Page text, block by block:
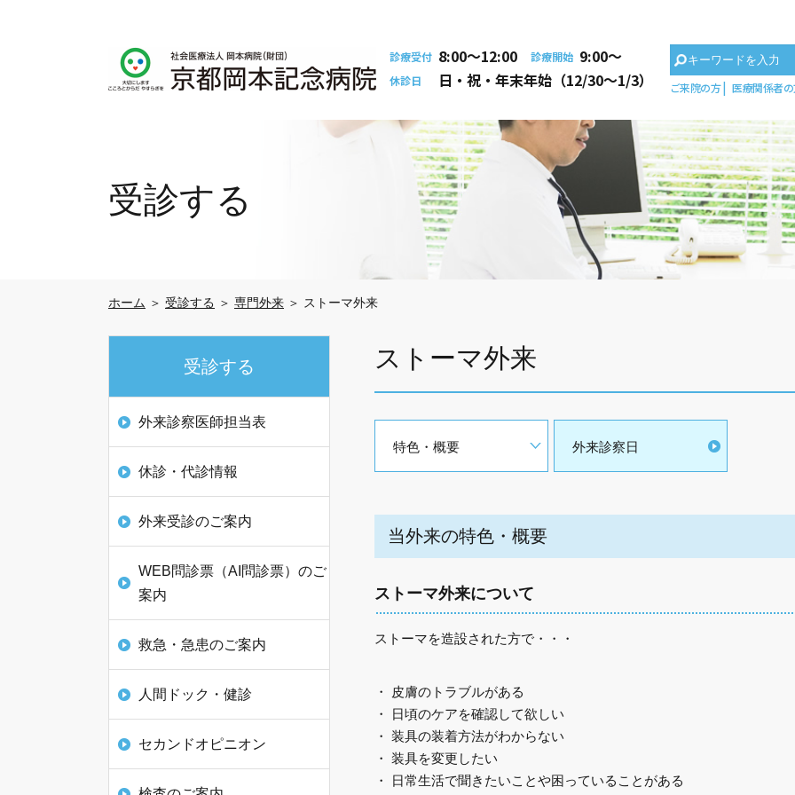
診療受付 8:00〜12:00 診療開始 9:00〜
休診日 日・祝・年末年始（12/30～1/3） ご来院の方 医療関係者
受診する
ホーム ＞ 受診する ＞ 専門外来 ＞ ストーマ外来
ストーマ外来
特色・概要 外来診察日
当外来の特色・概要
ストーマ外来について
ストーマを造設された方で・・・
・
皮膚のトラブルがある
・
日頃のケアを確認して欲しい
・ 装具の装着方法がわからない
・ 装具を変更したい
・
日常生活で聞きたいことや困っていることがある
受診する
外来診察医師担当表
休診・代診情報
外来受診のご案内
WEB問診票（AI問診票）のご
案内
救急・急患のご案内
人間ドック・健診
セカンドオピニオン